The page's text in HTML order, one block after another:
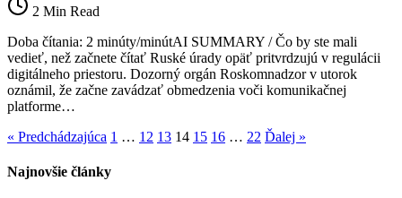
čelí
obmedzeniam,
Moskva
tlačí
štátnym
2 Min Read
Doba čítania: 2 minúty/minútAI SUMMARY / Čo by ste mali
vedieť, než začnete čítať Ruské úrady opäť pritvrdzujú v regulácii
digitálneho priestoru. Dozorný orgán Roskomnadzor v utorok
oznámil, že začne zavádzať obmedzenia voči komunikačnej
platforme…
« Predchádzajúca 1 … 12 13 14 15 16 … 22 Ďalej »
Najnovšie články